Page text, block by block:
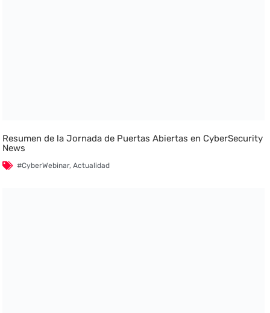
Resumen de la Jornada de Puertas Abiertas en CyberSecurity
News
#CyberWebinar,Actualidad